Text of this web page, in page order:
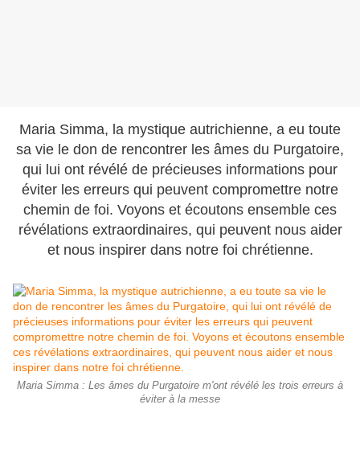
Maria Simma, la mystique autrichienne, a eu toute
sa vie le don de rencontrer les âmes du Purgatoire,
qui lui ont révélé de précieuses informations pour
éviter les erreurs qui peuvent compromettre notre
chemin de foi. Voyons et écoutons ensemble ces
révélations extraordinaires, qui peuvent nous aider
et nous inspirer dans notre foi chrétienne.
Maria Simma : Les âmes du Purgatoire m'ont révélé les trois erreurs à
éviter à la messe